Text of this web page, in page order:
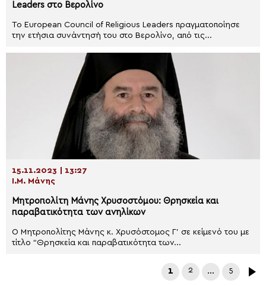
Leaders στο Βερολίνο
Το European Council of Religious Leaders πραγματοποίησε
την ετήσια συνάντησή του στο Βερολίνο, από τις...
15.11.2023 | 13:27
Ι.Μ. Μάνης
Μητροπολίτη Μάνης Χρυσοστόμου: Θρησκεία και
παραβατικότητα των ανηλίκων
Ο Μητροπολίτης Μάνης κ. Χρυσόστομος Γ’ σε κείμενό του με
τίτλο “Θρησκεία και παραβατικότητα των...
1 2 … 5